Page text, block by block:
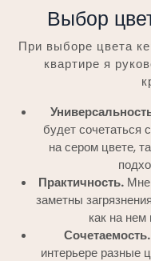
Выбор
При выборе цвета
квартире я
будет
на сером цвете,
Практичность. Мне
заметны
как на нем
Сочетаемость.
интерьере разные